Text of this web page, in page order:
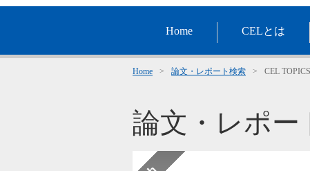
Home CELとは
Home > 論文・レポート検索 > CEL
論文・レポー